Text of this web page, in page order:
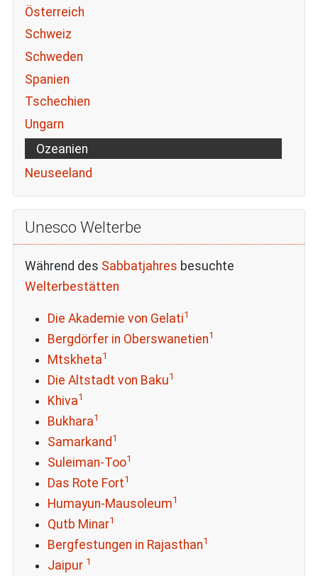
Österreich
Schweiz
Schweden
Spanien
Tschechien
Ungarn
Ozeanien
Neuseeland
Unesco Welterbe
Während des Sabbatjahres besuchte
Welterbestätten
Die Akademie von Gelati1
Bergdörfer in Oberswanetien1
Mtskheta1
Die Altstadt von Baku1
Khiva1
Bukhara1
Samarkand 1
Suleiman-Too1
Das Rote Fort1
Humayun-Mausoleum1
Qutb Minar1
Bergfestungen in Rajasthan1
Jaipur 1